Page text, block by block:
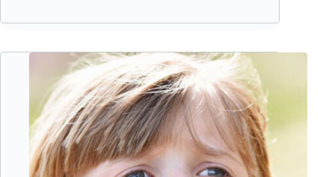
odvrnila
stranke?